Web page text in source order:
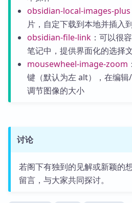
obsidian-local-images-plus
片，自定下载到本地并插入
obsidian-file-link：可以很
笔记中，提供界面化的选择
mousewheel-image-zoom
键（默认为左 alt），在编
调节图像的大小
讨论
若阁下有独到的见解或新颖的
留言，与大家共同探讨。